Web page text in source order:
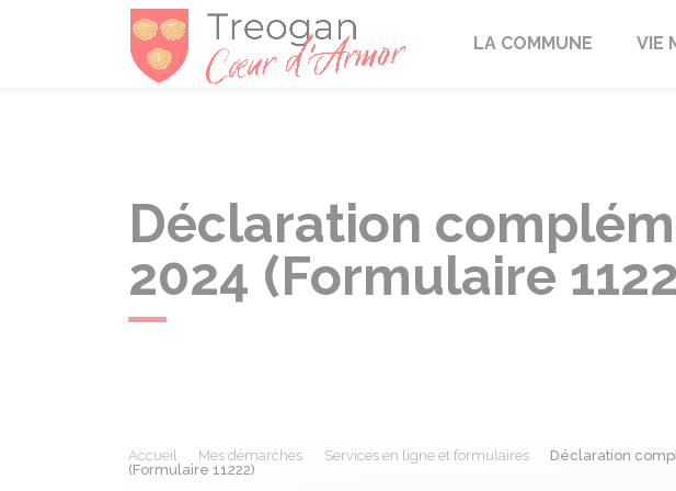
TréoganLA COMMUNE VIE
Déclaration
2024 (Formulaire
Accueil Mes démarches Services en ligne et formulaires
Déclaration
(Formulaire 11222)